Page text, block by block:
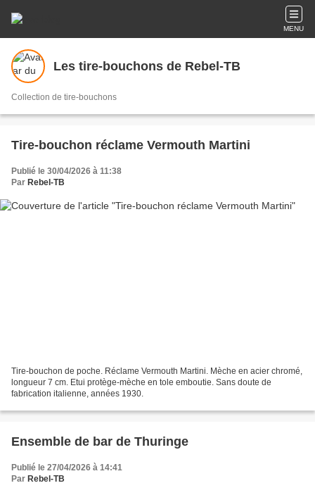
MENU
Les tire-bouchons de Rebel-TB
Collection de tire-bouchons
Tire-bouchon réclame Vermouth Martini
Publié le 30/04/2026 à 11:38
Par Rebel-TB
Tire-bouchon de poche. Réclame Vermouth Martini. Mèche en acier chromé,
longueur 7 cm. Etui protège-mèche en tole emboutie. Sans doute de
fabrication italienne, années 1930.
Ensemble de bar de Thuringe
Publié le 27/04/2026 à 14:41
Par Rebel-TB